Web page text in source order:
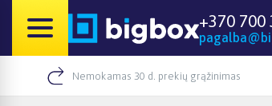
+370 700
Nemokamas 30 d. prekių grąžinimas